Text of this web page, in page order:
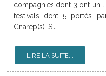
compagnies dont 3 ont un
festivals dont 5 portés
Cnarep(s). Su...
LIRE LA SUITE...